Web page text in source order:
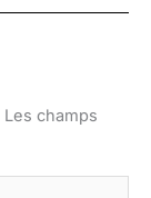
Les champs